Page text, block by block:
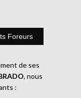
Foreurs
de ses
, nous
: